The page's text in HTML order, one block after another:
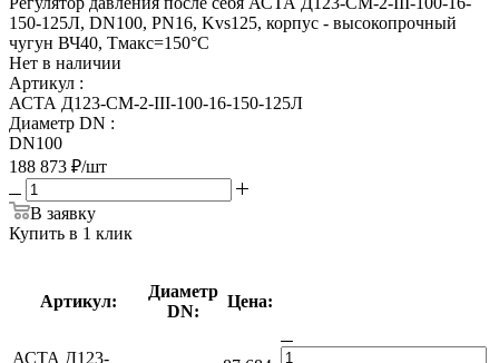
150-125Л, DN100, PN16, Kvs125, корпус - высокопрочный
чугун ВЧ40, Tмакс=150°С
Нет в наличии
Артикул :
АСТА Д123-СМ-2-III-100-16-150-125Л
Диаметр DN :
DN100
188 873 ₽/шт
В заявку
Купить в 1 клик
Артикул:
Диаметр
DN:
Цена:
АСТА Д123-